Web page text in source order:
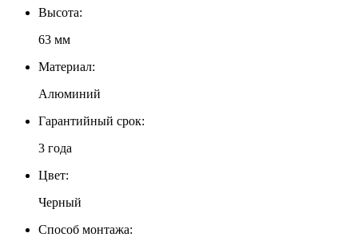
Высота:
63 мм
Материал:
Алюминий
Гарантийный срок:
3 года
Цвет:
Черный
Способ монтажа: